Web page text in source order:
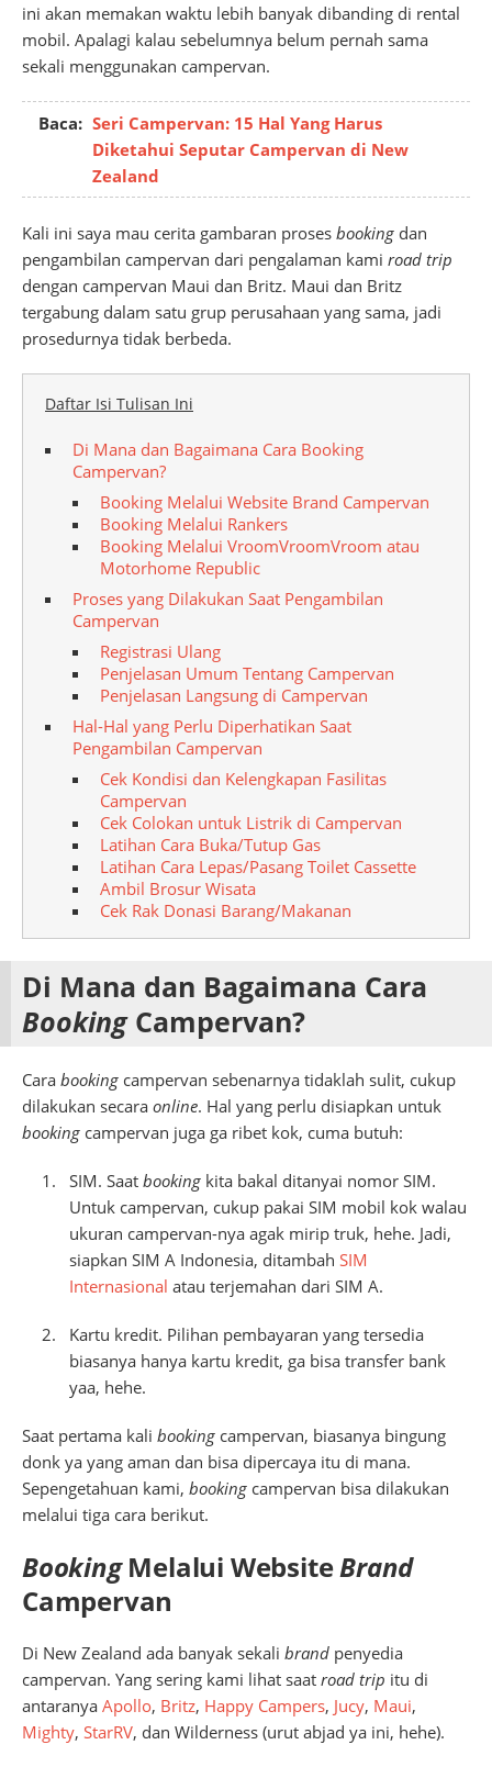
ini akan memakan waktu lebih banyak dibanding di rental
mobil. Apalagi kalau sebelumnya belum pernah sama
sekali menggunakan campervan.
Baca: Seri Campervan: 15 Hal Yang Harus
Diketahui Seputar Campervan di New
Zealand
Kali ini saya mau cerita gambaran proses booking dan
pengambilan campervan dari pengalaman kami road trip
dengan campervan Maui dan Britz. Maui dan Britz
tergabung dalam satu grup perusahaan yang sama, jadi
prosedurnya tidak berbeda.
Daftar Isi Tulisan Ini
Di Mana dan Bagaimana Cara Booking
Campervan?
Booking Melalui Website Brand Campervan
Booking Melalui Rankers
Booking Melalui VroomVroomVroom atau
Motorhome Republic
Proses yang Dilakukan Saat Pengambilan
Campervan
Registrasi Ulang
Penjelasan Umum Tentang Campervan
Penjelasan Langsung di Campervan
Hal-Hal yang Perlu Diperhatikan Saat
Pengambilan Campervan
Cek Kondisi dan Kelengkapan Fasilitas
Campervan
Cek Colokan untuk Listrik di Campervan
Latihan Cara Buka/Tutup Gas
Latihan Cara Lepas/Pasang Toilet Cassette
Ambil Brosur Wisata
Cek Rak Donasi Barang/Makanan
Di Mana dan Bagaimana Cara
BookingCampervan?
Cara booking campervan sebenarnya tidaklah sulit, cukup
dilakukan secara online. Hal yang perlu disiapkan untuk
booking campervan juga ga ribet kok, cuma butuh:
SIM. Saat booking kita bakal ditanyai nomor SIM.
Untuk campervan, cukup pakai SIM mobil kok walau
ukuran campervan-nya agak mirip truk, hehe. Jadi,
siapkan SIM A Indonesia, ditambah SIM
Internasional atau terjemahan dari SIM A.
Kartu kredit. Pilihan pembayaran yang tersedia
biasanya hanya kartu kredit, ga bisa transfer bank
yaa, hehe.
Saat pertama kali booking campervan, biasanya bingung
donk ya yang aman dan bisa dipercaya itu di mana.
Sepengetahuan kami, booking campervan bisa dilakukan
melalui tiga cara berikut.
BookingMelalui WebsiteBrand
Campervan
Di New Zealand ada banyak sekali brand penyedia
campervan. Yang sering kami lihat saat road trip itu di
antaranya Apollo, Britz, Happy Campers, Jucy, Maui,
Mighty, StarRV, dan Wilderness (urut abjad ya ini, hehe).